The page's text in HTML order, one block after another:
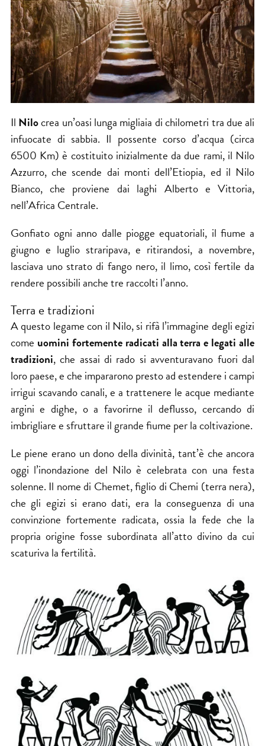
Il Nilocrea un’oasi lunga migliaia di chilometri tra due ali
infuocate di sabbia. Il possente corso d’acqua (circa
6500 Km) è costituito inizialmente da due rami, il Nilo
Azzurro, che scende dai monti dell’Etiopia, ed il Nilo
Bianco, che proviene dai laghi Alberto e Vittoria,
nell’Africa Centrale.
Gonfiato ogni anno dalle piogge equatoriali, il fiume a
giugno e luglio straripava, e ritirandosi, a novembre,
lasciava uno strato di fango nero, il limo, così fertile da
rendere possibili anche tre raccolti l’anno.
Terra e tradizioni
A questo legame con il Nilo, si rifà l’immagine degli egizi
come uomini fortemente radicati alla terra e legati alle
tradizioni, che assai di rado si avventuravano fuori dal
loro paese, e che impararono presto ad estendere i campi
irrigui scavando canali, e a trattenere le acque mediante
argini e dighe, o a favorirne il deflusso, cercando di
imbrigliare e sfruttare il grande fiume per la coltivazione.
Le piene erano un dono della divinità, tant’è che ancora
oggi l’inondazione del Nilo è celebrata con una festa
solenne. Il nome di Chemet, figlio di Chemi (terra nera),
che gli egizi si erano dati, era la conseguenza di una
convinzione fortemente radicata, ossia la fede che la
propria origine fosse subordinata all’atto divino da cui
scaturiva la fertilità.